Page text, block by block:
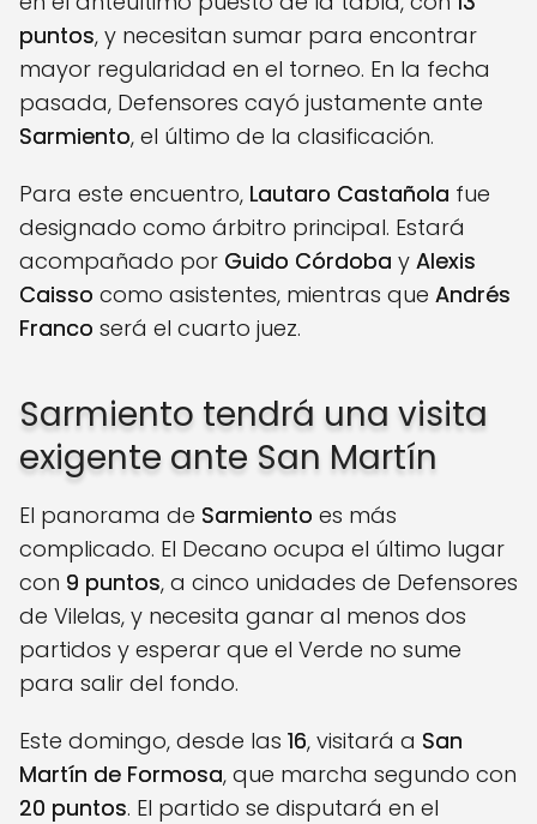
puntos, y necesitan sumar para encontrar
mayor regularidad en el torneo. En la fecha
pasada, Defensores cayó justamente ante
Sarmiento, el último de la clasificación.
Para este encuentro, Lautaro Castañola fue
designado como árbitro principal. Estará
acompañado por Guido Córdoba y Alexis
Caisso como asistentes, mientras que Andrés
Franco será el cuarto juez.
Sarmiento tendrá una visita
exigente ante San Martín
El panorama de Sarmiento es más
complicado. El Decano ocupa el último lugar
con 9 puntos, a cinco unidades de Defensores
de Vilelas, y necesita ganar al menos dos
partidos y esperar que el Verde no sume
para salir del fondo.
Este domingo, desde las 16, visitará a San
Martín de Formosa, que marcha segundo con
20 puntos. El partido se disputará en el